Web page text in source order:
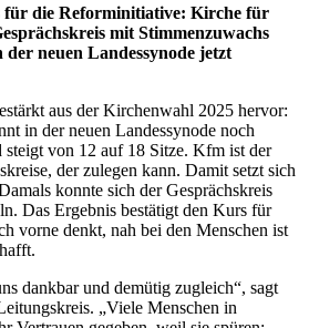
für die Reforminitiative: Kirche für
mit Stimmenzuwachs
neuen Landessynode jetzt
aus der Kirchenwahl 2025 hervor:
in der neuen Landessynode noch
von 12 auf 18 Sitze. Kfm ist der
der zulegen kann. Damit setzt sich
konnte sich der Gesprächskreis
Das Ergebnis bestätigt den Kurs für
vorne denkt, nah bei den Menschen ist
dankbar und demütig zugleich“, sagt
„Viele Menschen in